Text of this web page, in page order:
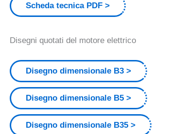
Scheda tecnica PDF
Disegni quotati del motore elettrico
Disegno dimensionale B3
Disegno dimensionale B5
Disegno dimensionale B35